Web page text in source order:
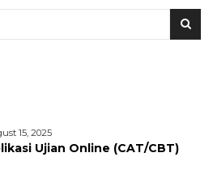
15, 2025
Ujian Online (CAT/CBT)